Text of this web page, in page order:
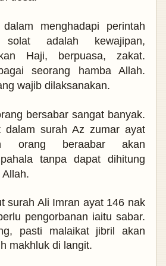
menghadapi perintah
adalah kewajipan,
Haji, berpuasa, zakat.
seorang hamba Allah.
wajib dilaksanakan.
bersabar sangat banyak.
dalam surahAz zumar ayat
orang beraabar akan
tanpa dapat dihitung
surah Ali Imran ayat 146 nak
pengorbanan iaitu sabar.
pasti malaikat jibril akan
makhluk di langit.